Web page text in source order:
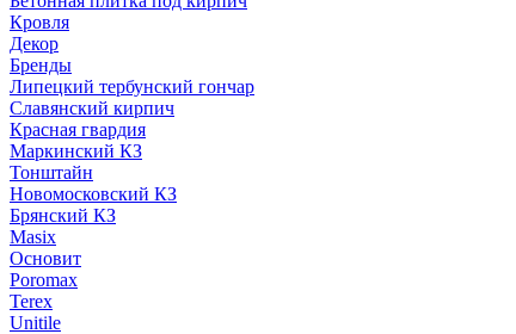
Кровля
Декор
Бренды
Липецкий тербунский гончар
Славянский кирпич
Красная гвардия
Маркинский КЗ
Тонштайн
Новомосковский КЗ
Брянский КЗ
Masix
Основит
Poromax
Terex
Unitile